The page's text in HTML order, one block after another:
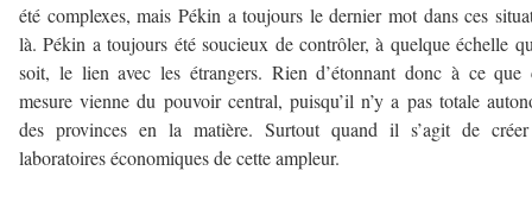
été complexes, mais Pékin a toujours le dernier mot dans ces
là. Pékin a toujours été soucieux de contrôler, à quelque échelle
soit, le lien avec les étrangers. Rien d’étonnant donc à ce que
mesure vienne du pouvoir central, puisqu’il n’y a pas totale
des provinces en la matière. Surtout quand il s’agit de
laboratoires économiques de cette ampleur.